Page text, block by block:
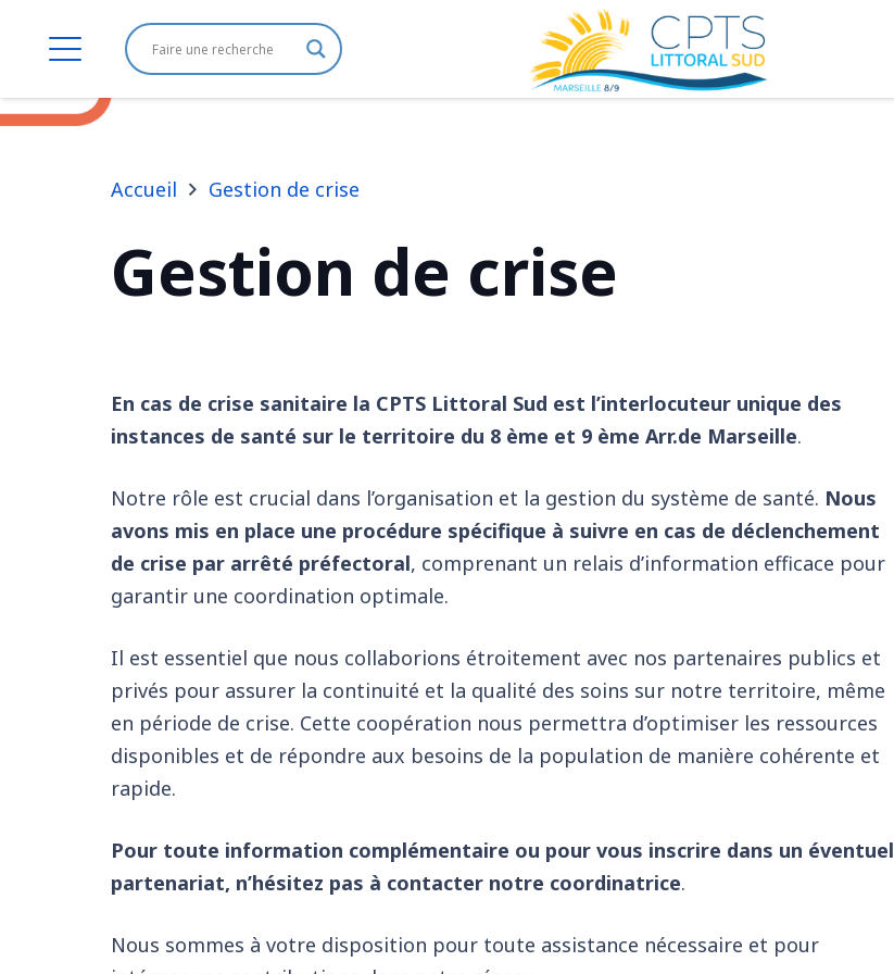
Accueil Gestion de crise
Gestion de crise
En cas de crise sanitaire la CPTS Littoral Sud est l’interlocuteur unique des
instances de santé sur le territoire du 8 ème et 9 ème Arr.de Marseille.
Notre rôle est crucial dans l’organisation et la gestion du système de santé. Nous
avons mis en place une procédure spécifique à suivre en cas de déclenchement
de crise par arrêté préfectoral, comprenant un relais d’information efficace pour
garantir une coordination optimale.
Il est essentiel que nous collaborions étroitement avec nos partenaires publics et
privés pour assurer la continuité et la qualité des soins sur notre territoire, même
en période de crise. Cette coopération nous permettra d’optimiser les ressources
disponibles et de répondre aux besoins de la population de manière cohérente et
rapide.
Pour toute information complémentaire ou pour vous inscrire dans un éventuel
partenariat, n’hésitez pas à contacter notre coordinatrice.
Nous sommes à votre disposition pour toute assistance nécessaire et pour